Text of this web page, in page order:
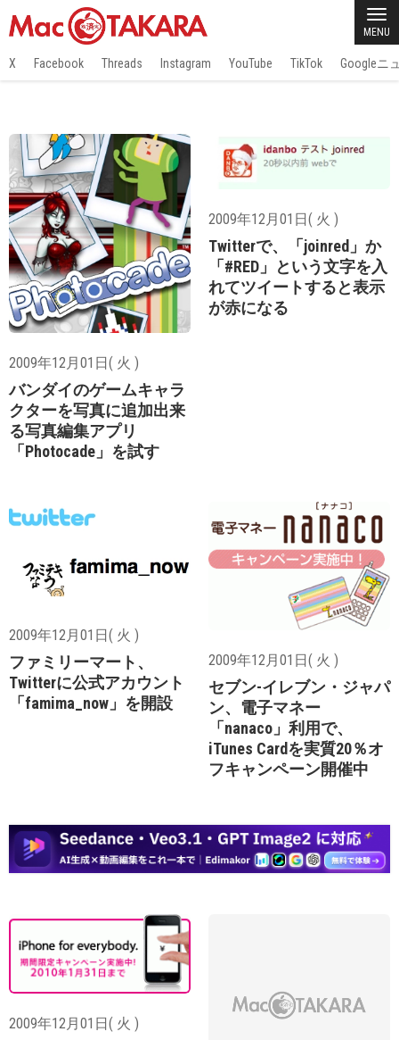
MENU
X Facebook Threads Instagram YouTube TikTok Googleニ
2009年12月01日( 火 )
バンダイのゲームキャラ
クターを写真に追加出来
る写真編集アプリ
「Photocade」を試す
2009年12月01日( 火 )
Twitterで、「joinred」か
「#RED」という文字を入
れてツイートすると表示
が赤になる
2009年12月01日( 火 )
ファミリーマート、
Twitterに公式アカウント
「famima_now」を開設
2009年12月01日( 火 )
セブン-イレブン・ジャパ
ン、電子マネー
「nanaco」利用で、
iTunes Cardを実質20％オ
フキャンペーン開催中
2009年12月01日( 火 )